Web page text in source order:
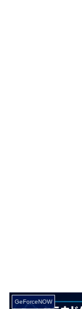
GeForceNOW